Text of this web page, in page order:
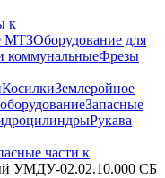
к
МТЗОборудование для
коммунальныеФрезы
КосилкиЗемлеройное
Запасные
Рукава
части к
УМДУ-02.02.10.000 СБ